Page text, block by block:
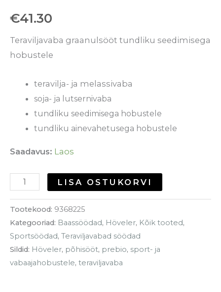
€41.30
Teraviljavaba graanulsööt tundliku seedimisega
hobustele
teravilja- ja melassivaba
soja- ja lutsernivaba
tundliku seedimisega hobustele
tundliku ainevahetusega hobustele
Saadavus: Laos
LISA OSTUKORVI
Tootekood: 9368225
Kategooriad: Baassöödad, Höveler, Kõik tooted,
Sportsöödad, Teraviljavabad söödad
Sildid: Höveler, põhisööt, prebio, sport- ja
vabaajahobustele, teraviljavaba